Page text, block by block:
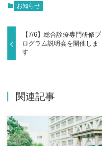
お知らせ
【7/6】総合診療専門研修プ
ログラム説明会を開催しま
す
関連記事